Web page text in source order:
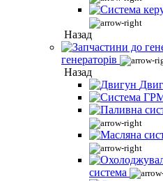
Назад
генераторів
Назад
система